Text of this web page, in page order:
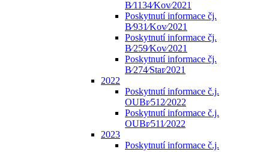
B⁄1134⁄Kov⁄2021
Poskytnutí informace čj.
B⁄931⁄Kov⁄2021
Poskytnutí informace čj.
B⁄259⁄Kov⁄2021
Poskytnutí informace čj.
B⁄274⁄Star⁄2021
2022
Poskytnutí informace č.j.
OUBr⁄512⁄2022
Poskytnutí informace č.j.
OUBr⁄511⁄2022
2023
Poskytnutí informace č.j.